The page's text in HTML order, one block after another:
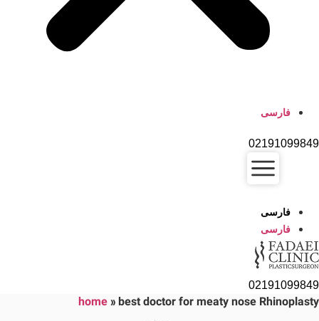
فارسی
02191099849
فارسی
فارسی
02191099849
home»best doctor for meaty nose Rhinoplasty